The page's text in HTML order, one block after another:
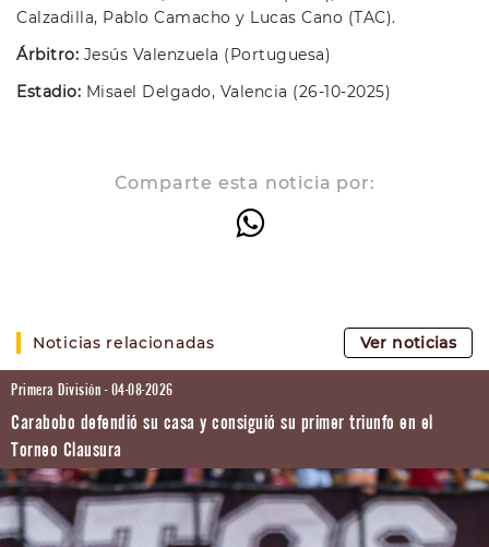
Calzadilla, Pablo Camacho y Lucas Cano (TAC).
Árbitro: Jesús Valenzuela (Portuguesa)
Estadio: Misael Delgado, Valencia (26-10-2025)
Comparte esta noticia por:
Noticias relacionadas Ver noticias
Primera División - 04-08-2026
Carabobo defendió su casa y consiguió su primer triunfo en el
Torneo Clausura